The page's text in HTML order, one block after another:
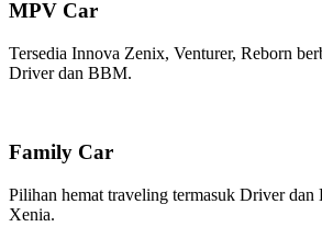
MPV Car
Tersedia Innova Zenix, Venturer, Reborn
Driver dan BBM.
Family Car
Pilihan hemat traveling termasuk Driver dan
Xenia.